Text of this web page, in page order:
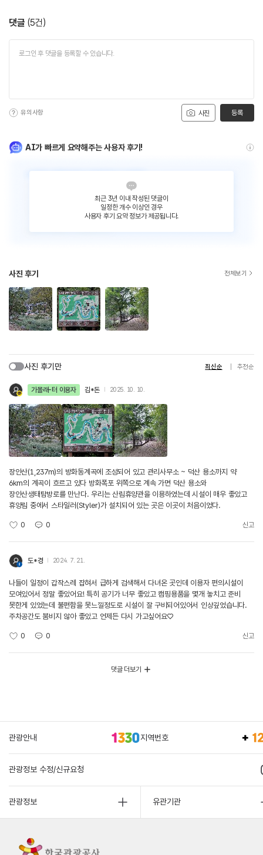
댓글 (5건)
사진
유의사항 등록
AI가 빠르게 요약해주는 사용자 후기!
최근 3년 이내 작성된 댓글이
일정한 개수 이상인 경우
사용자 후기 요약 정보가 제공됩니다.
사진 후기 전체보기
사진 후기만 최신순 추천순
가볼래-터 이용자 김*돈 2025. 10. 10.
장안산(1,237m)의 방화동계곡에 조성되어 있고 관리사무소 ~ 덕산 용소까지 약
6km의 계곡이 흐르고 있다 방화폭포 위쪽으로 계속 가면 덕산 용소와
장안산생태탐방로를 만난다. 우리는 산림휴양관을 이용하였는데 시설이 매우 좋았고
휴양림 중에서 스타일러(Styler)가 설치되어 있는 곳은 이곳이 처음이었다.
0 0 신고
도*경 2024. 7. 21.
나들이 일정이 갑작스레 잡혀서 급하게 검색해서 다녀온 곳인데 이용자 편의시설이
모여있어서 정말 좋았어요! 특히 공기가 너무 좋았고 캠핑용품을 몇개 놓치고 준비
못한게 있었는데 불편함을 못느낄정도로 시설이 잘 구비되어있어서 인상깊었습니다.
주차공간도 붐비지 않아 좋았고 언제든 다시 가고싶어요♡
0 0 신고
댓글 더보기
관광안내 지역번호
관광정보 수정/신규요청
관광정보 유관기관